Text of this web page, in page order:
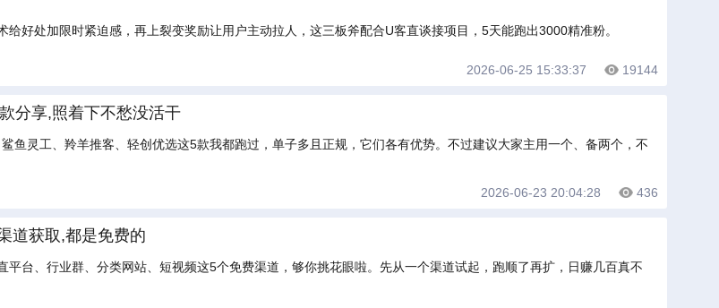
好处加限时紧迫感，再上裂变奖励让用户主动拉人，这三板斧配合U客直谈接项目，5天能跑出3000精准粉。
2026-06-25 15:33:37 19144
分享,照着下不愁没活干
鱼灵工、羚羊推客、轻创优选这5款我都跑过，单子多且正规，它们各有优势。不过建议大家主用一个、备两个，不
2026-06-23 20:04:28 436
道获取,都是免费的
台、行业群、分类网站、短视频这5个免费渠道，够你挑花眼啦。先从一个渠道试起，跑顺了再扩，日赚几百真不